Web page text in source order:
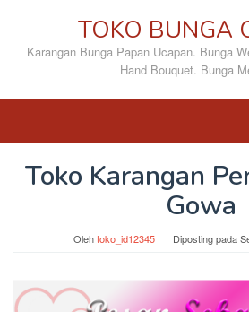
konten
TOKO BUNGA
Karangan Bunga Papan Ucapan. Bunga
Hand Bouquet. Bunga
Toko Karangan
Gowa
Olehtoko_id12345 Diposting pada